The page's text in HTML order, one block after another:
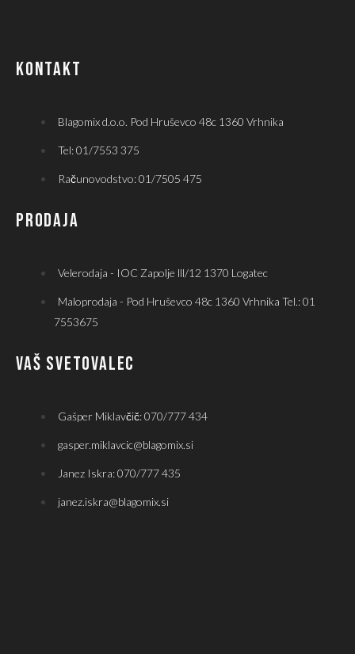
KONTAKT
Blagomix d.o.o. Pod Hruševco 48c 1360 Vrhnika
Tel: 01/7553 375
Računovodstvo: 01/7505 475
PRODAJA
Velerodaja - IOC Zapolje lll/12 1370 Logatec
Maloprodaja - Pod Hruševco 48c 1360 Vrhnika Tel.: 01
7553675
VAŠ SVETOVALEC
Gašper Miklavčič: 070/777 434
gasper.miklavcic@blagomix.si
Janez Iskra: 070/777 435
janez.iskra@blagomix.si